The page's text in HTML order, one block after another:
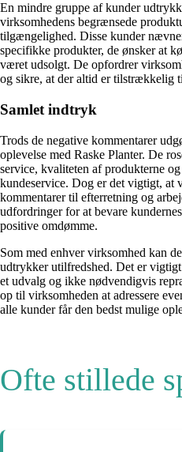
En mindre gruppe af kunder
virksomhedens begrænsede
tilgængelighed. Disse kunder
specifikke produkter, de ønsker at
været udsolgt. De opfordrer
og sikre, at der altid er tilstrækkelig
Samlet indtryk
Trods de negative kommentarer
oplevelse med Raske Planter. De
service, kvaliteten af produkterne
kundeservice. Dog er det vigtigt, at
kommentarer til efterretning og
udfordringer for at bevare
positive omdømme.
Som med enhver virksomhed kan
udtrykker utilfredshed. Det er
et udvalg og ikke nødvendigvis
op til virksomheden at adressere
alle kunder får den bedst mulige
Ofte stillede